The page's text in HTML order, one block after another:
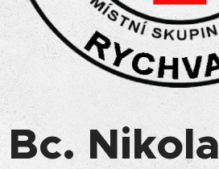
Bc. Nikola